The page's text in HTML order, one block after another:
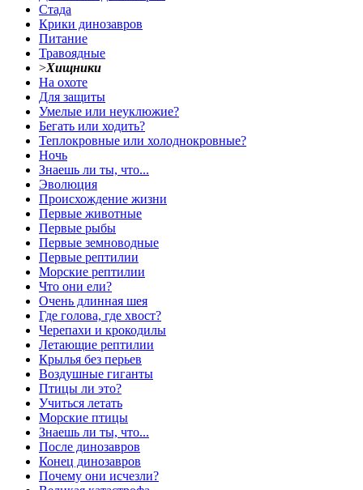
Стада
Крики динозавров
Питание
Травоядные
>Хищники
На охоте
Для защиты
Умелые или неуклюжие?
Бегать или ходить?
Теплокровные или холоднокровные?
Ночь
Знаешь ли ты, что...
Эволюция
Происхождение жизни
Первые животные
Первые рыбы
Первые земноводные
Первые рептилии
Морские рептилии
Что они ели?
Очень длинная шея
Где голова, где хвост?
Черепахи и крокодилы
Летающие рептилии
Крылья без перьев
Воздушные гиганты
Птицы ли это?
Учиться летать
Морские птицы
Знаешь ли ты, что...
После динозавров
Конец динозавров
Почему они исчезли?